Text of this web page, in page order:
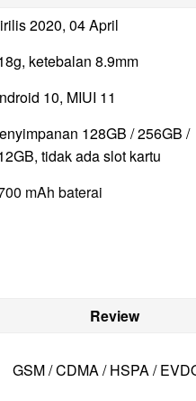
2020, 04 April
ketebalan 8.9mm
10, MIUI 11
128GB / 256GB /
tidak ada slot kartu
mAh baterai
Review
GSM / CDMA / HSPA /